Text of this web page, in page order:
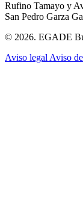
Rufino Tamayo y
San Pedro Garza
© 2026. EGADE
Aviso legalAviso